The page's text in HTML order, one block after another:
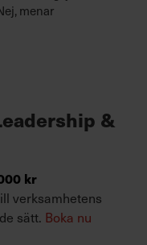
menar
&
kr
verksamhetens
sätt. Boka nu